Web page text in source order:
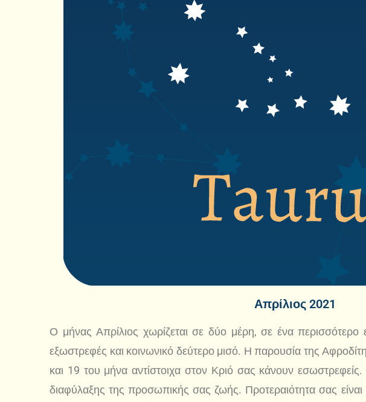
Απρίλιος 2021
Ο μήνας Απρίλιος χωρίζεται σε δύο μέρη, σε ένα
εξωστρεφές και κοινωνικό δεύτερο μισό. Η παρουσία της
και 19 του μήνα αντίστοιχα στον Κριό σας κάνουν
διαφύλαξης της προσωπικής σας ζωής. Προτεραιότητα σας είναι